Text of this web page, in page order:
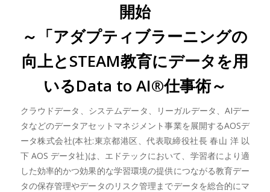
開始
～「アダプティブラーニングの
向上とSTEAM教育にデータを用
いるData to AI®仕事術～
クラウドデータ、システムデータ、リーガルデータ、AIデー
タなどのデータアセットマネジメント事業を展開するAOSデ
ータ株式会社(本社:東京都港区、代表取締役社長 春山 洋 以
下 AOS データ社)は、エドテックにおいて、学習者により適
した効率的かつ効果的な学習環境の提供につながる教育デー
タの保存管理やデータのリスク管理までデータを総合的にマ